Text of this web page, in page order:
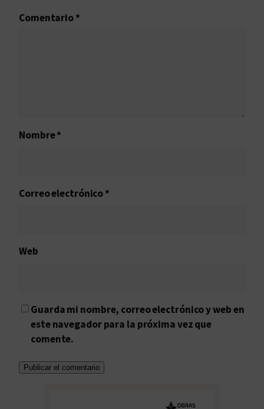
Comentario*
Nombre*
Correo electrónico*
Web
Guarda mi nombre, correo electrónico y web en
este navegador para la próxima vez que
comente.